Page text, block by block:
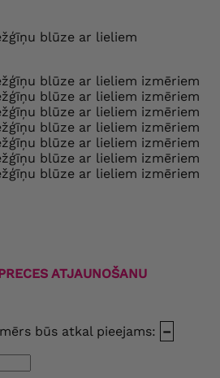
ATJAUNOŠANU
būs atkal pieejams: –